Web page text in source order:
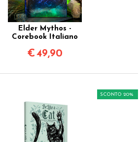
Elder Mythos -
Corebook Italiano
€ 49,90
SCONTO 20%